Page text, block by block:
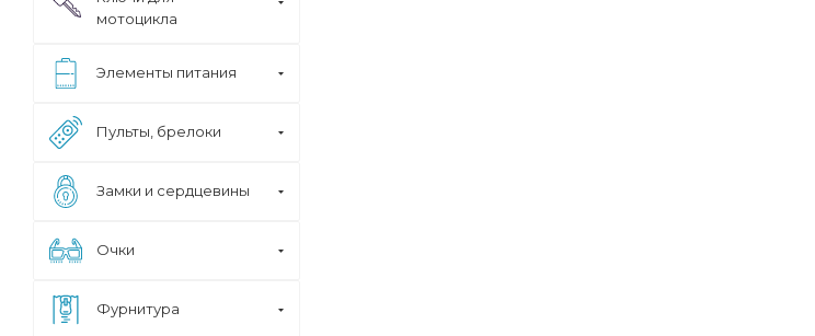
мотоцикла
Элементы питания
Пульты, брелоки
Замки и сердцевины
Очки
Фурнитура